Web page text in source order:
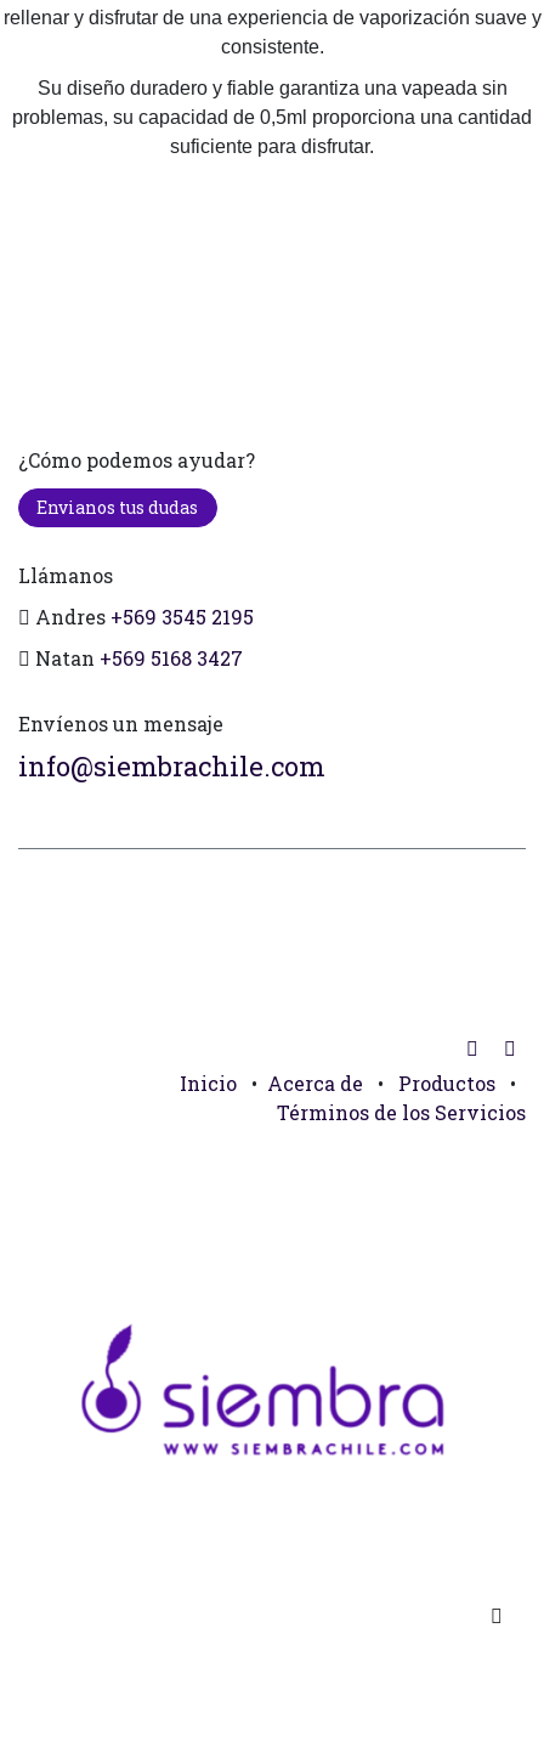
rellenar y disfrutar de una experiencia de vaporización suave y
consistente.
Su diseño duradero y fiable garantiza una vapeada sin
problemas, su capacidad de 0,5ml proporciona una cantidad
suficiente para disfrutar.
¿Cómo podemos ayudar?
Envianos tus dudas
Llámanos
Andres +569 3545 2195
Natan +569 5168 3427
Envíenos un mensaje
info@siembrachile.com
Inicio • Acerca de • Productos
•
Términos de los Servicios